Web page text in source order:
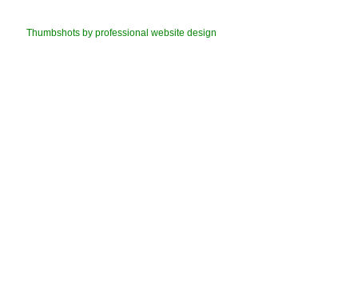
Thumbshots by professional website design